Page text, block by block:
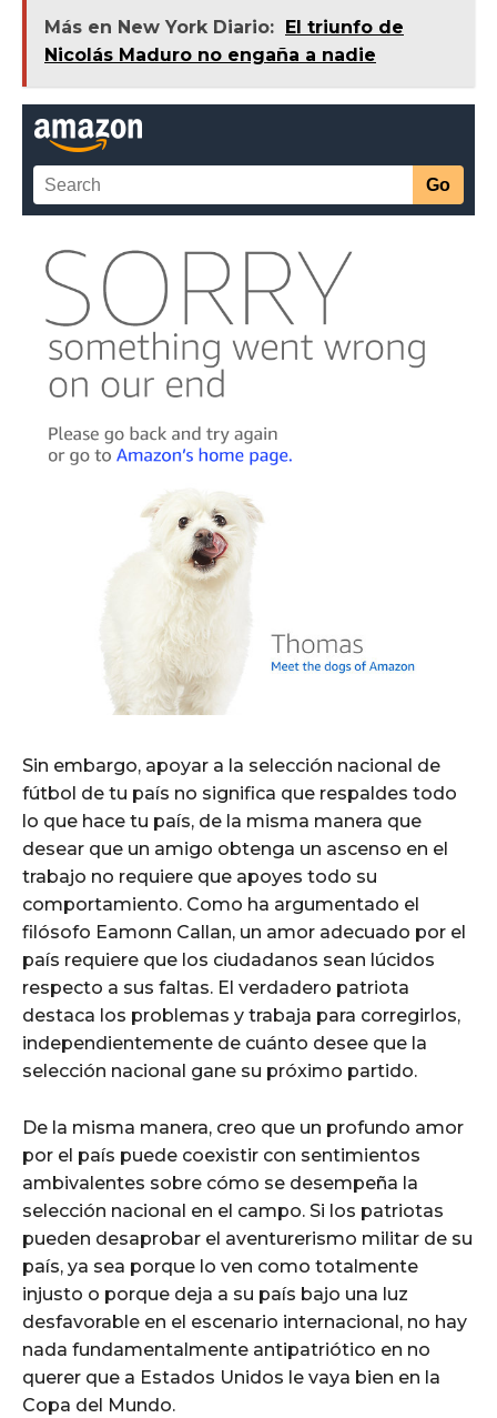
Más en New York Diario: El triunfo de
Nicolás Maduro no engaña a nadie
Sin embargo, apoyar a la selección nacional de
fútbol de tu país no significa que respaldes todo
lo que hace tu país, de la misma manera que
desear que un amigo obtenga un ascenso en el
trabajo no requiere que apoyes todo su
comportamiento. Como ha argumentado el
filósofo Eamonn Callan, un amor adecuado por el
país requiere que los ciudadanos sean lúcidos
respecto a sus faltas. El verdadero patriota
destaca los problemas y trabaja para corregirlos,
independientemente de cuánto desee que la
selección nacional gane su próximo partido.
De la misma manera, creo que un profundo amor
por el país puede coexistir con sentimientos
ambivalentes sobre cómo se desempeña la
selección nacional en el campo. Si los patriotas
pueden desaprobar el aventurerismo militar de su
país, ya sea porque lo ven como totalmente
injusto o porque deja a su país bajo una luz
desfavorable en el escenario internacional, no hay
nada fundamentalmente antipatriótico en no
querer que a Estados Unidos le vaya bien en la
Copa del Mundo.